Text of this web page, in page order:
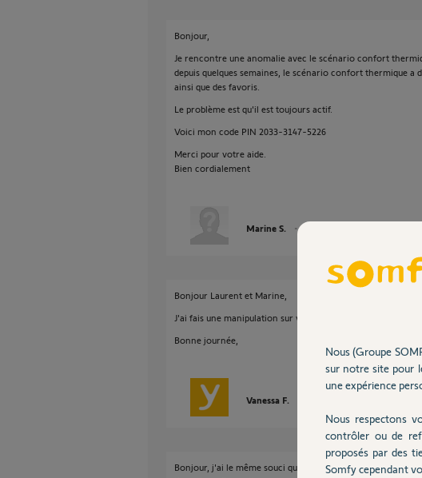
Bonjour,
Je rencontre une anomalie avec le scénario confort
depuis quelques semaines, le scénario confort thermique a
ainsi que des favoris.
Le problème est qu'il est toujours actif.
Voici mon code PIN 2033-3147-5226
Merci pour votre aide.
Bien cordialement
Marine S.
Bonjour Laurent et Marine,
J'ai fais une manipulation sur vos boxs et supprimer les
Bonne journée,
Vanessa F.
Bonjour, j'ai le même souci que Jean-christophe.
Nous (Groupe
sur notre site pour
une expérience
Nous respectons
contrôler ou de
proposés par des
Somfy cependant